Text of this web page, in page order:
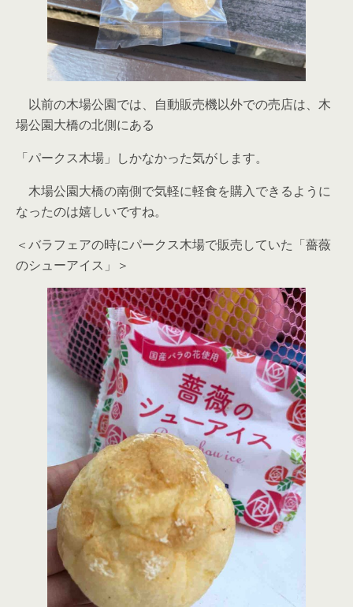
以前の木場公園では、自動販売機以外での売店は、木
場公園大橋の北側にある
「パークス木場」しかなかった気がします。
木場公園大橋の南側で気軽に軽食を購入できるように
なったのは嬉しいですね。
＜バラフェアの時にパークス木場で販売していた「薔薇
のシューアイス」＞